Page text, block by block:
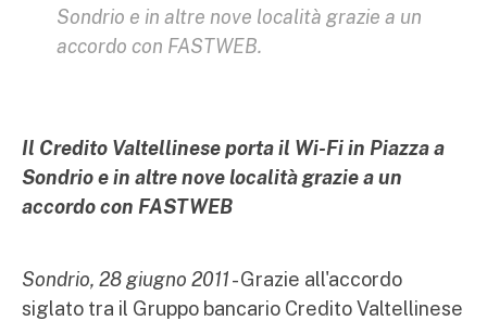
Sondrio e in altre nove località grazie a un
accordo con FASTWEB.
Il Credito Valtellinese porta il Wi-Fi in Piazza a
Sondrio e in altre nove località grazie a un
accordo con FASTWEB
Sondrio, 28 giugno 2011- Grazie all'accordo
siglato tra il Gruppo bancario Credito Valtellinese